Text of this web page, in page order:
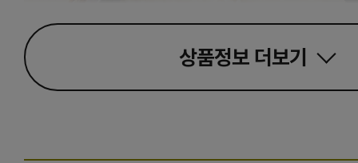
상품정보 더보기